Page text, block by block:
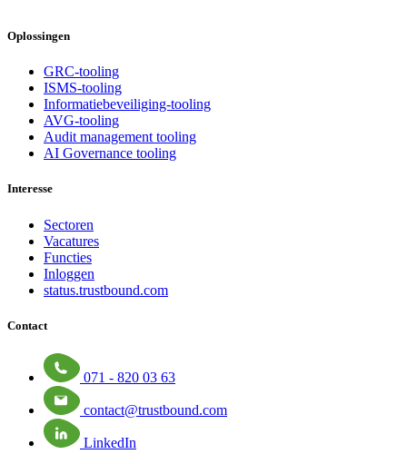
Oplossingen
GRC-tooling
ISMS-tooling
Informatiebeveiliging-tooling
AVG-tooling
Audit management tooling
AI Governance tooling
Interesse
Sectoren
Vacatures
Functies
Inloggen
status.trustbound.com
Contact
071 - 820 03 63
contact@trustbound.com
LinkedIn